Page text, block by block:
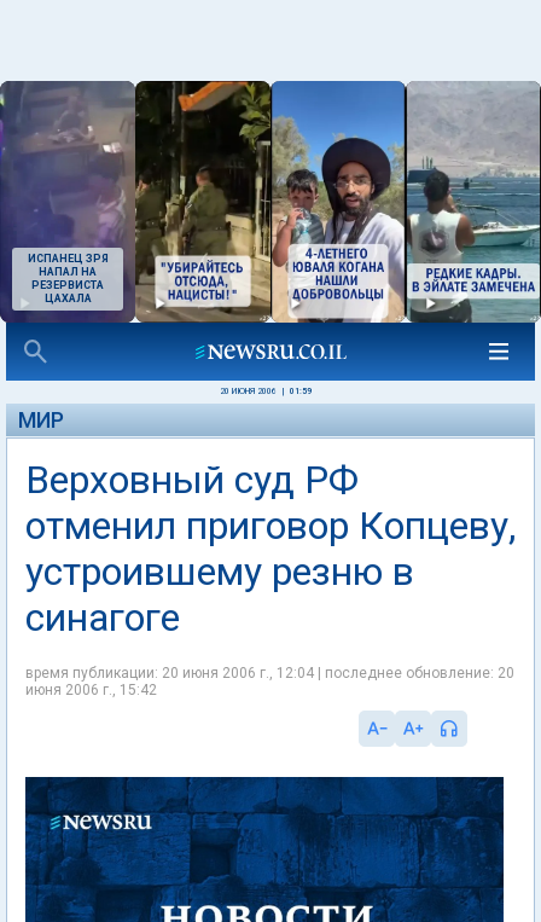
ИСПАНЕЦ ЗРЯ
НАПАЛ НА
РЕЗЕРВИСТА
ЦАХАЛА
20 ИЮНЯ 2006 01:59
МИР
Верховный суд РФ
отменил приговор Копцеву,
устроившему резню в
синагоге
время публикации: 20 июня 2006 г., 12:04 | последнее обновление: 20
июня 2006 г., 15:42